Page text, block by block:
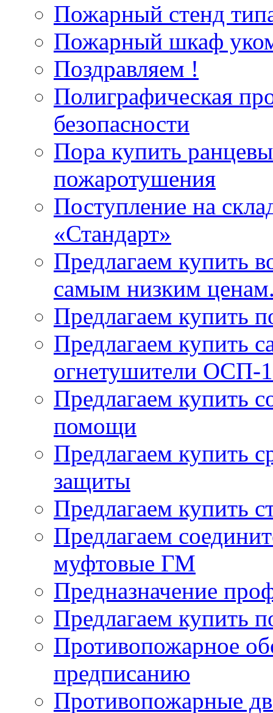
Пожарный стенд
Пожарный шкаф
Поздравляем !
Полиграфическая
безопасности
Пора купить
пожаротушения
Поступление на
«Стандарт»
Предлагаем купить
самым низким
Предлагаем купить
Предлагаем купить
огнетушители
Предлагаем купить
помощи
Предлагаем купить
защиты
Предлагаем купить
Предлагаем
муфтовые ГМ
Предназначение
Предлагаем купить
Противопожарное
предписанию
Противопожарные